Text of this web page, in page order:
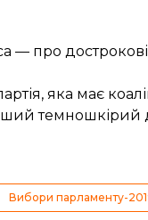
— про
яка має
темношкірий
Вибори парламенту-